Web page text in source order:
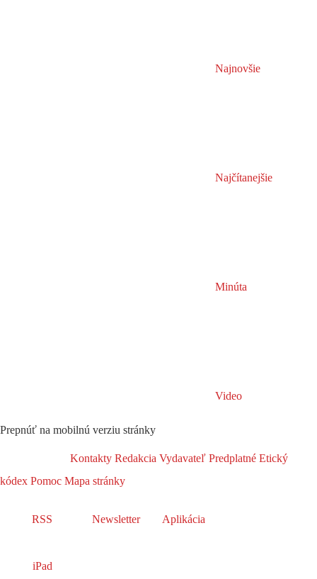
Najnovšie
Najčítanejšie
Minúta
Video
Prepnúť na mobilnú verziu stránky
Kontakty Redakcia Vydavateľ Predplatné Etický
kódex Pomoc Mapa stránky
RSS Newsletter Aplikácia
iPad